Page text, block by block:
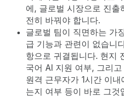
에, 글로벌 시장으로 진출
전히 바꿔야 합니다.
글로벌 팀이 직면하는 가
급 기능과 관련이 없습니
항으로 귀결됩니다. 현지
국어 AI 지원 여부, 그리
원격 근무자가 1시간 이
는지 여부 등이 바로 그것